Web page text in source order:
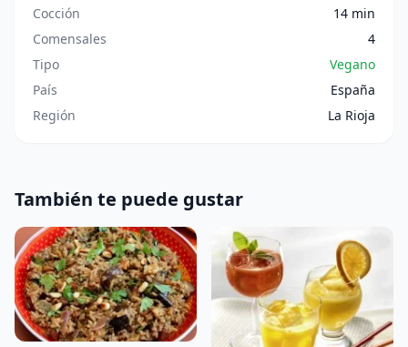
Cocción
14 min
Comensales
4
Tipo
Vegano
País
España
Región
La Rioja
También te puede gustar